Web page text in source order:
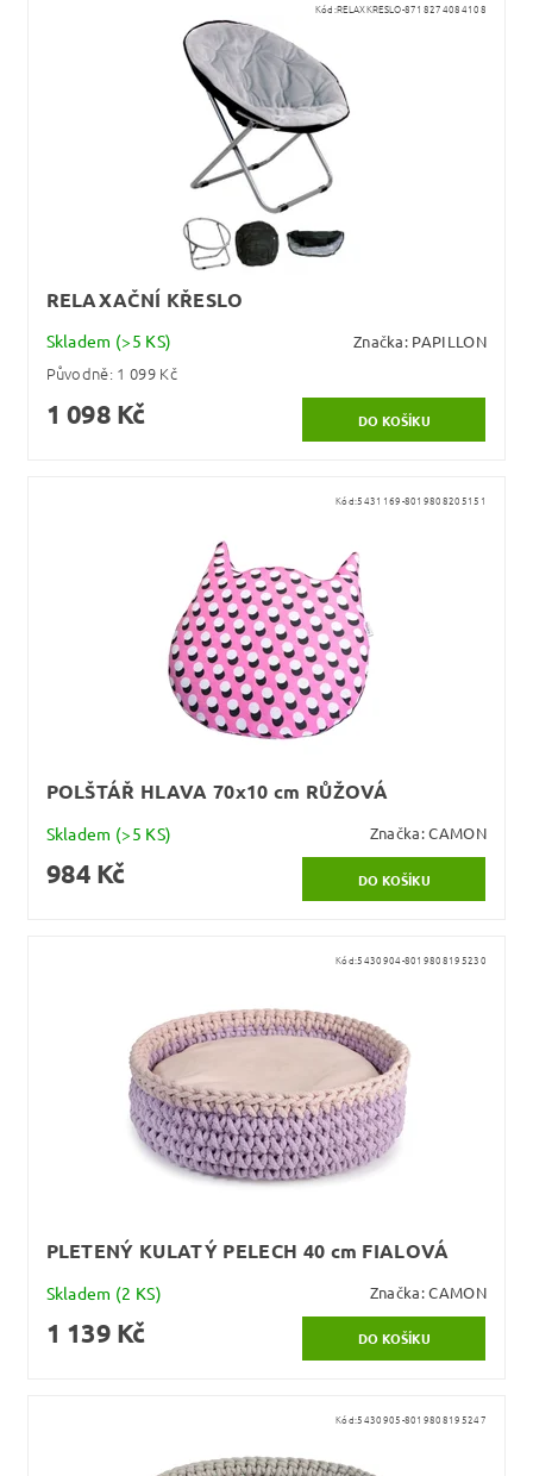
Kód:RELAXKRESLO-8718274084108
RELAXAČNÍ KŘESLO
Skladem (>5 KS) Značka: PAPILLON
Původně: 1 099 Kč
1 098 Kč
Kód:5431169-8019808205151
POLŠTÁŘ HLAVA 70x10 cm RŮŽOVÁ
Skladem (>5 KS) Značka:CAMON
984 Kč
Kód:5430904-8019808195230
PLETENÝ KULATÝ PELECH 40 cm FIALOVÁ
Skladem (2 KS) Značka:CAMON
1 139 Kč
Kód:5430905-8019808195247